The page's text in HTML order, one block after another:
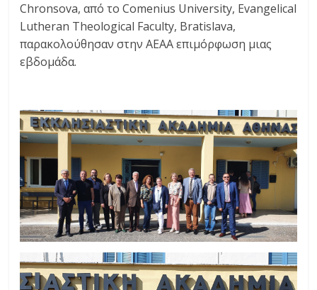
Chronsova, από το Comenius University, Evangelical
Lutheran Theological Faculty, Bratislava,
παρακολούθησαν στην ΑΕΑΑ επιμόρφωση μιας
εβδομάδα.